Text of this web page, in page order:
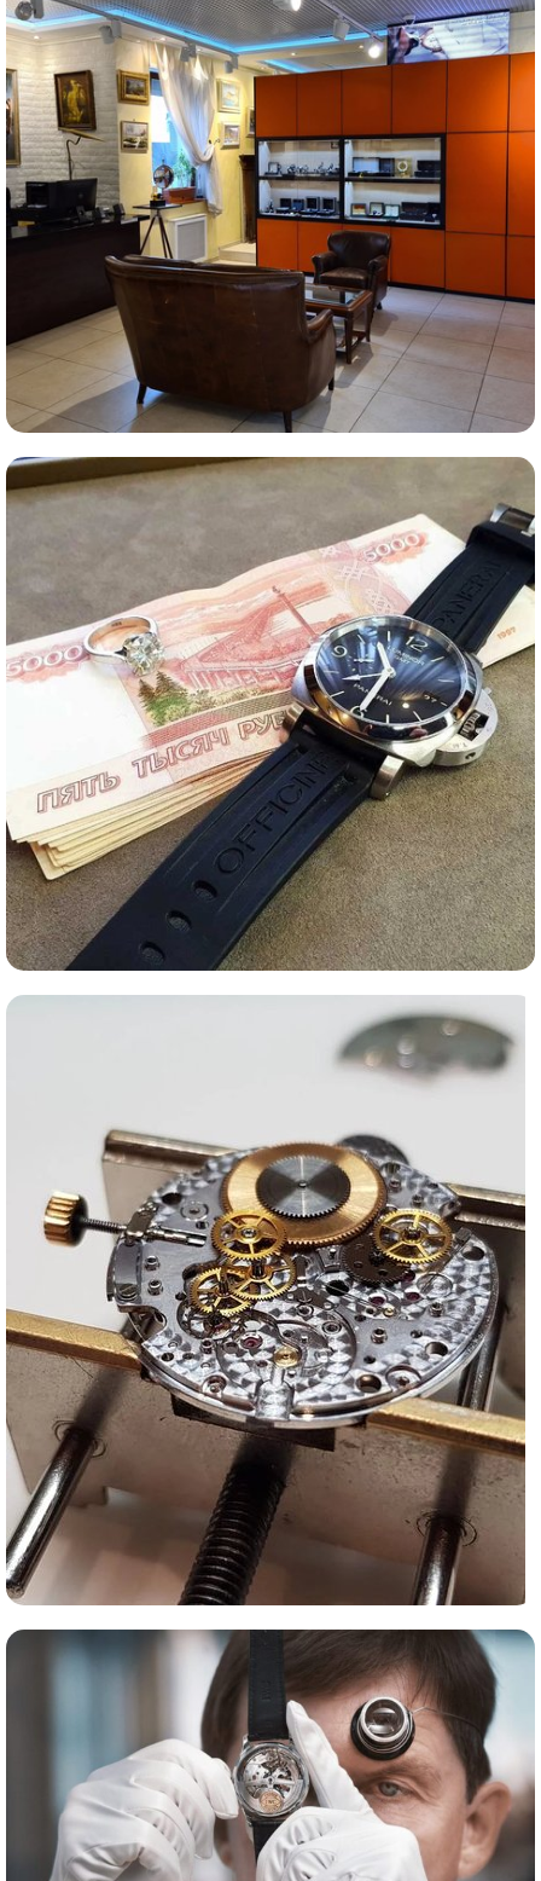
Комиссионная продажа
Сервис часов